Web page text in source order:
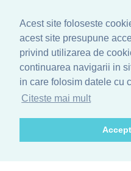
Acest site foloseste
acest site presupune
privind utilizarea de
continuarea navigarii in
in care folosim datele cu
Citeste mai mult
Accept